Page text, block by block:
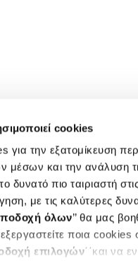
cookies
για την εξατομίκευση
μέσων και την ανάλυση
πιο ταιριαστή
με τις καλύτερες
όλων’’ θα μας
ποια
επιλογών΄΄και να